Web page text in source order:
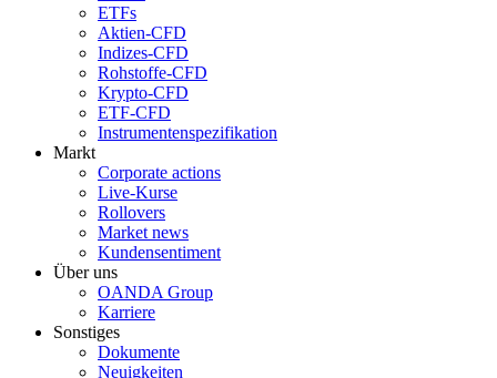
ETFs
Aktien-CFD
Indizes-CFD
Rohstoffe-CFD
Krypto-CFD
ETF-CFD
Instrumentenspezifikation
Markt
Corporate actions
Live-Kurse
Rollovers
Market news
Kundensentiment
Über uns
OANDA Group
Karriere
Sonstiges
Dokumente
Neuigkeiten